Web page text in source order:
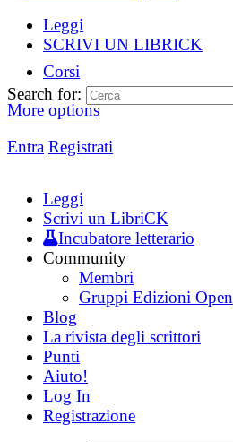
Leggi
SCRIVI UN LIBRICK
Corsi
More options
Entra Registrati
Search for:
Leggi
Scrivi un LibriCK
Incubatore letterario
Community
Membri
Gruppi Edizioni Open
Blog
La rivista degli scrittori
Punti
Aiuto!
Log In
Registrazione